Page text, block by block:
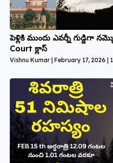
పెళ్లికి ముందు ఎవర్నీ గుడ్డిగా
Court క్లాస్
Vishnu Kumar February 17, 2026